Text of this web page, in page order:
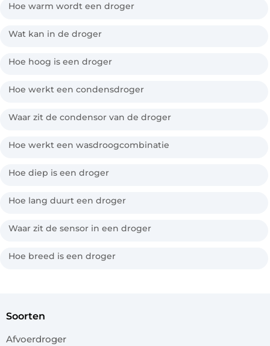
Hoe warm wordt een droger
Wat kan in de droger
Hoe hoog is een droger
Hoe werkt een condensdroger
Waar zit de condensor van de droger
Hoe werkt een wasdroogcombinatie
Hoe diep is een droger
Hoe lang duurt een droger
Waar zit de sensor in een droger
Hoe breed is een droger
soorten
Afvoerdroger